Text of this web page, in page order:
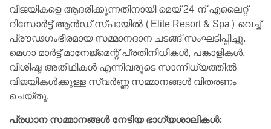
വിജയികളെ ആദരിക്കുന്നതിനായി മെയ് 24-ന് എലൈറ്റ്
റിസോർട്ട് ആൻഡ് സ്പായിൽ (Elite Resort & Spa) വെച്ച്
പ്രൗഢഗംഭീരമായ സമ്മാനദാന ചടങ്ങ് സംഘടിപ്പിച്ചു.
മെഗാ മാർട്ട് മാനേജ്‌മെന്റ് പ്രതിനിധികൾ, പങ്കാളികൾ,
വിശിഷ്ട അതിഥികൾ എന്നിവരുടെ സാന്നിധ്യത്തിൽ
വിജയികൾക്കുള്ള സ്വർണ്ണ സമ്മാനങ്ങൾ വിതരണം
ചെയ്തു.
പ്രധാന സമ്മാനങ്ങൾ നേടിയ ഭാഗ്യശാലികൾ: